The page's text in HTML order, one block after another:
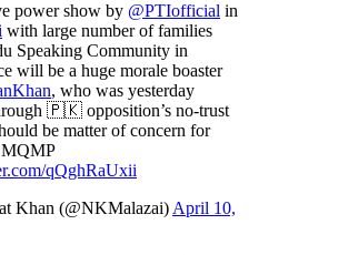
power show by @PTIofficial in
with large number of families
Speaking Community in
will be a huge morale boaster
, who was yesterday
🇵🇰 opposition’s no-trust
be matter of concern for
MQMP
qQghRaUxii
Khan (@NKMalazai) April 10,